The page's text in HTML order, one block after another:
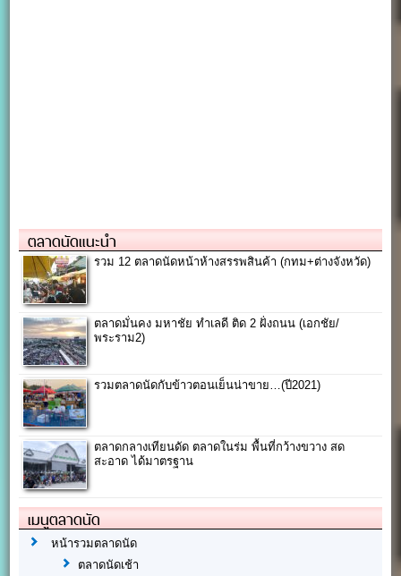
ตลาดนัดแนะนำ
รวม 12 ตลาดนัดหน้าห้างสรรพสินค้า (กทม+ต่างจังหวัด)
ตลาดมั่นคง มหาชัย ทำเลดี ติด 2 ฝั่งถนน (เอกชัย/
พระราม2)
รวมตลาดนัดกับข้าวตอนเย็นน่าขาย…(ปี2021)
ตลาดกลางเทียนดัด ตลาดในร่ม พื้นที่กว้างขวาง สด
สะอาด ได้มาตรฐาน
เมนูตลาดนัด
หน้ารวมตลาดนัด
ตลาดนัดเช้า